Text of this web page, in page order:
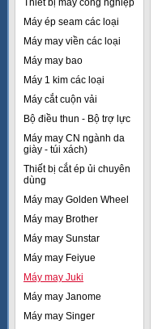
Thiết bị may công nghiệp
Máy ép seam các loại
Máy may viền các loại
Máy may bao
Máy 1 kim các loại
Máy cắt cuộn vải
Bộ điều thun - Bộ trợ lực
Máy may CN ngành da
giày - túi xách)
Thiết bị cắt ép ủi chuyên
dùng
Máy may Golden Wheel
Máy may Brother
Máy may Sunstar
Máy may Feiyue
Máy may Juki
Máy may Janome
Máy may Singer